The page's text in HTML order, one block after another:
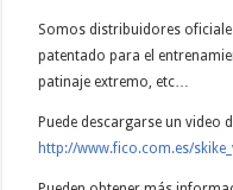
Somos distribuidores
patentado para el
patinaje extremo, etc…
Puede descargarse un video
http://www.fico.com.es/